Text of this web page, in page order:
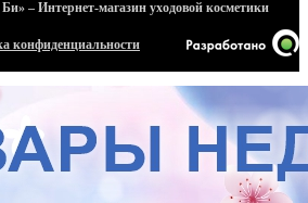
– Интернет-магазин уходовой косметики
конфиденциальности